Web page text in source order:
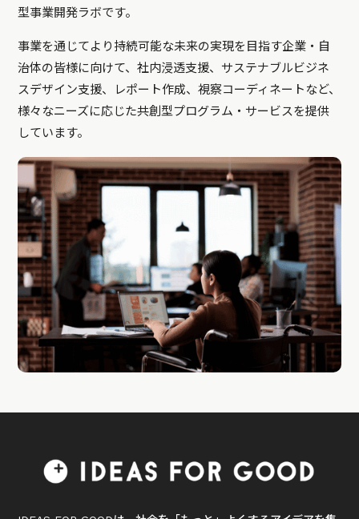
型事業開発ラボです。
事業を通じてより持続可能な未来の実現を目指す企業・自
治体の皆様に向けて、社内浸透支援、サステナブルビジネ
スデザイン支援、レポート作成、視察コーディネートなど、
様々なニーズに応じた共創型プログラム・サービスを提供
しています。